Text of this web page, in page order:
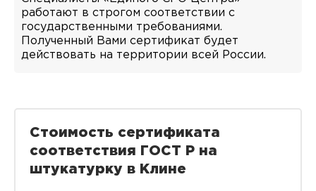
работают в строгом соответствии с
государственными требованиями.
Полученный Вами сертификат будет
действовать на территории всей России.
Стоимость сертификата
соответствия ГОСТ Р на
штукатурку в Клине